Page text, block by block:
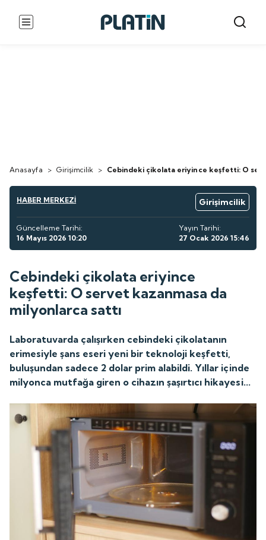
Anasayfa > Girişimcilik > Cebindeki çikolata eriyince keşfetti: O
HABER MERKEZİ Girişimcilik
Güncelleme Tarihi:
16 Mayıs 2026 10:20
Yayın Tarihi:
27 Ocak 2026 15:46
Cebindeki çikolata eriyince
keşfetti: O servet kazanmasa da
milyonlarca sattı
Laboratuvarda çalışırken cebindeki çikolatanın
erimesiyle şans eseri yeni bir teknoloji keşfetti,
buluşundan sadece 2 dolar prim alabildi. Yıllar içinde
milyonca mutfağa giren o cihazın şaşırtıcı hikayesi...